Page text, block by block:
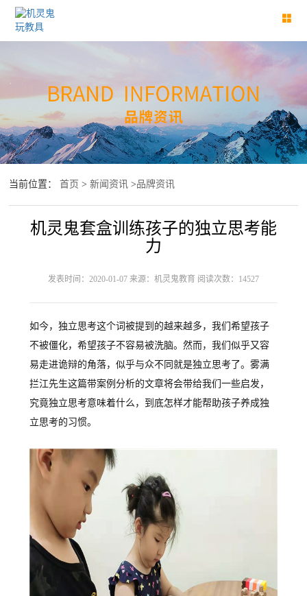
当前位置：首页 >新闻资讯 >品牌资讯
机灵鬼套盒训练孩子的独立思考能
力
发表时间：2020-01-07 来源：机灵鬼教育 阅读次数：14527
如今，独立思考这个词被提到的越来越多，我们希望孩子
不被僵化，希望孩子不容易被洗脑。然而，我们似乎又容
易走进诡辩的角落，似乎与众不同就是独立思考了。雾满
拦江先生这篇带案例分析的文章将会带给我们一些启发，
究竟独立思考意味着什么，到底怎样才能帮助孩子养成独
立思考的习惯。